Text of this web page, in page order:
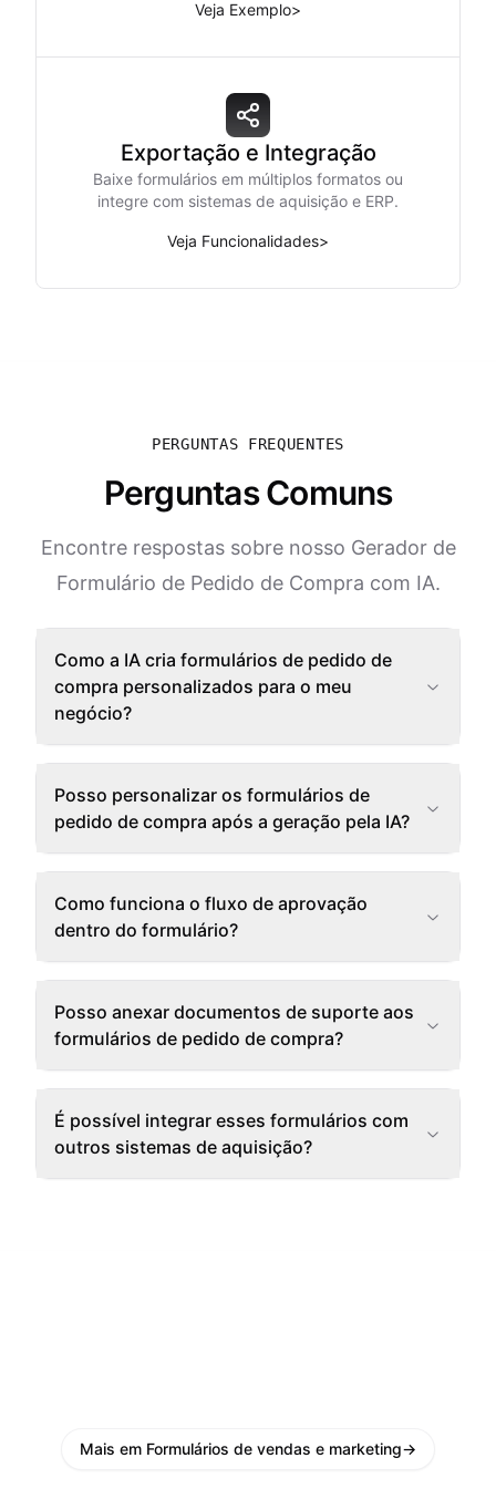
Veja Exemplo>
Exportação e Integração
Baixe formulários em múltiplos formatos ou
integre com sistemas de aquisição e ERP.
Veja Funcionalidades>
PERGUNTAS FREQUENTES
Perguntas Comuns
Encontre respostas sobre nosso Gerador de
Formulário de Pedido de Compra com IA.
Como a IA cria formulários de pedido de
compra personalizados para o meu
negócio?
Posso personalizar os formulários de
pedido de compra após a geração pela IA?
Como funciona o fluxo de aprovação
dentro do formulário?
Posso anexar documentos de suporte aos
formulários de pedido de compra?
É possível integrar esses formulários com
outros sistemas de aquisição?
Mais em Formulários de vendas e marketing→